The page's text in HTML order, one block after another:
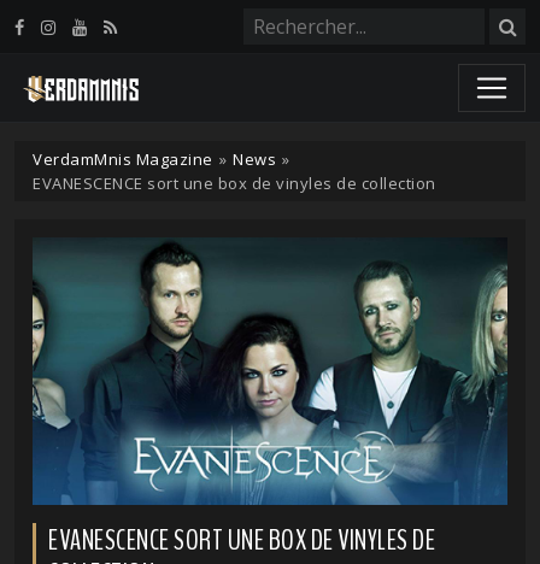
VerdamMnis Magazine » News »
EVANESCENCE sort une box de vinyles de collection
EVANESCENCE SORT UNE BOX DE VINYLES DE
Panneau de gestion des cookies